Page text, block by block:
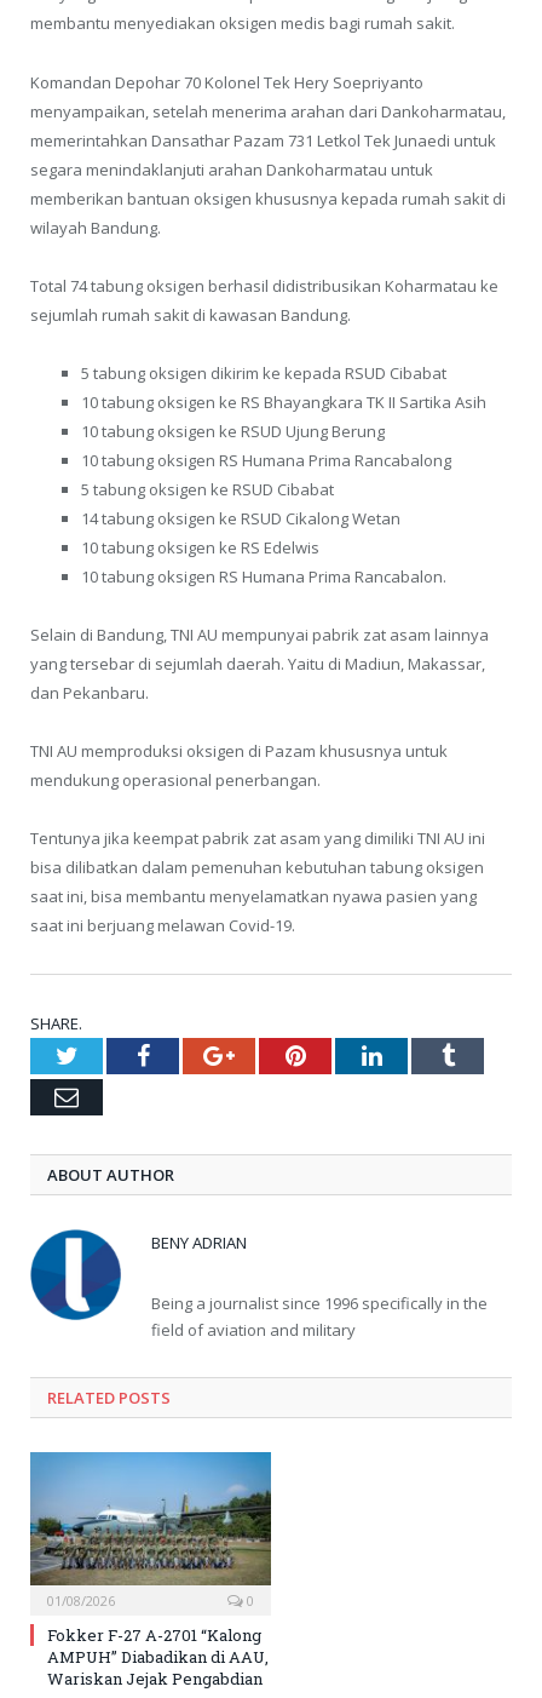
membantu menyediakan oksigen medis bagi rumah sakit.
Komandan Depohar 70 Kolonel Tek Hery Soepriyanto
menyampaikan, setelah menerima arahan dari Dankoharmatau,
memerintahkan Dansathar Pazam 731 Letkol Tek Junaedi untuk
segara menindaklanjuti arahan Dankoharmatau untuk
memberikan bantuan oksigen khususnya kepada rumah sakit di
wilayah Bandung.
Total 74 tabung oksigen berhasil didistribusikan Koharmatau ke
sejumlah rumah sakit di kawasan Bandung.
5 tabung oksigen dikirim ke kepada RSUD Cibabat
10 tabung oksigen ke RS Bhayangkara TK II Sartika Asih
10 tabung oksigen ke RSUD Ujung Berung
10 tabung oksigen RS Humana Prima Rancabalong
5 tabung oksigen ke RSUD Cibabat
14 tabung oksigen ke RSUD Cikalong Wetan
10 tabung oksigen ke RS Edelwis
10 tabung oksigen RS Humana Prima Rancabalon.
Selain di Bandung, TNI AU mempunyai pabrik zat asam lainnya
yang tersebar di sejumlah daerah. Yaitu di Madiun, Makassar,
dan Pekanbaru.
TNI AU memproduksi oksigen di Pazam khususnya untuk
mendukung operasional penerbangan.
Tentunya jika keempat pabrik zat asam yang dimiliki TNI AU ini
bisa dilibatkan dalam pemenuhan kebutuhan tabung oksigen
saat ini, bisa membantu menyelamatkan nyawa pasien yang
saat ini berjuang melawan Covid-19.
SHARE.
TwitterFacebookGoogle+PinterestLinkedInTumblr
Email
ABOUT AUTHOR
BENY ADRIAN
Being a journalist since 1996 specifically in the
field of aviation and military
RELATED POSTS
01/08/2026 0
Fokker F-27 A-2701 “Kalong
AMPUH” Diabadikan di AAU,
Wariskan Jejak Pengabdian